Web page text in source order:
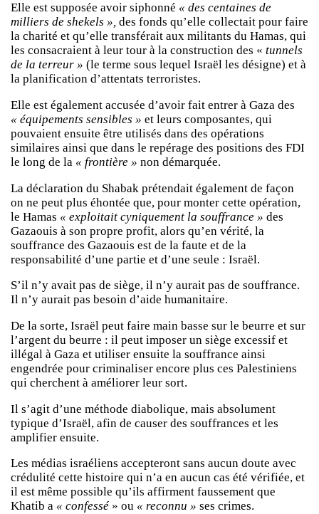
Elle est supposée avoir siphonné « des centaines de
milliers de shekels », des fonds qu’elle collectait pour faire
la charité et qu’elle transférait aux militants du Hamas, qui
les consacraient à leur tour à la construction des « tunnels
de la terreur » (le terme sous lequel Israël les désigne) et à
la planification d’attentats terroristes.
Elle est également accusée d’avoir fait entrer à Gaza des
« équipements sensibles » et leurs composantes, qui
pouvaient ensuite être utilisés dans des opérations
similaires ainsi que dans le repérage des positions des FDI
le long de la « frontière » non démarquée.
La déclaration du Shabak prétendait également de façon
on ne peut plus éhontée que, pour monter cette opération,
le Hamas « exploitait cyniquement la souffrance » des
Gazaouis à son propre profit, alors qu’en vérité, la
souffrance des Gazaouis est de la faute et de la
responsabilité d’une partie et d’une seule : Israël.
S’il n’y avait pas de siège, il n’y aurait pas de souffrance.
Il n’y aurait pas besoin d’aide humanitaire.
De la sorte, Israël peut faire main basse sur le beurre et sur
l’argent du beurre : il peut imposer un siège excessif et
illégal à Gaza et utiliser ensuite la souffrance ainsi
engendrée pour criminaliser encore plus ces Palestiniens
qui cherchent à améliorer leur sort.
Il s’agit d’une méthode diabolique, mais absolument
typique d’Israël, afin de causer des souffrances et les
amplifier ensuite.
Les médias israéliens accepteront sans aucun doute avec
crédulité cette histoire qui n’a en aucun cas été vérifiée, et
il est même possible qu’ils affirment faussement que
Khatib a « confessé » ou « reconnu » ses crimes.